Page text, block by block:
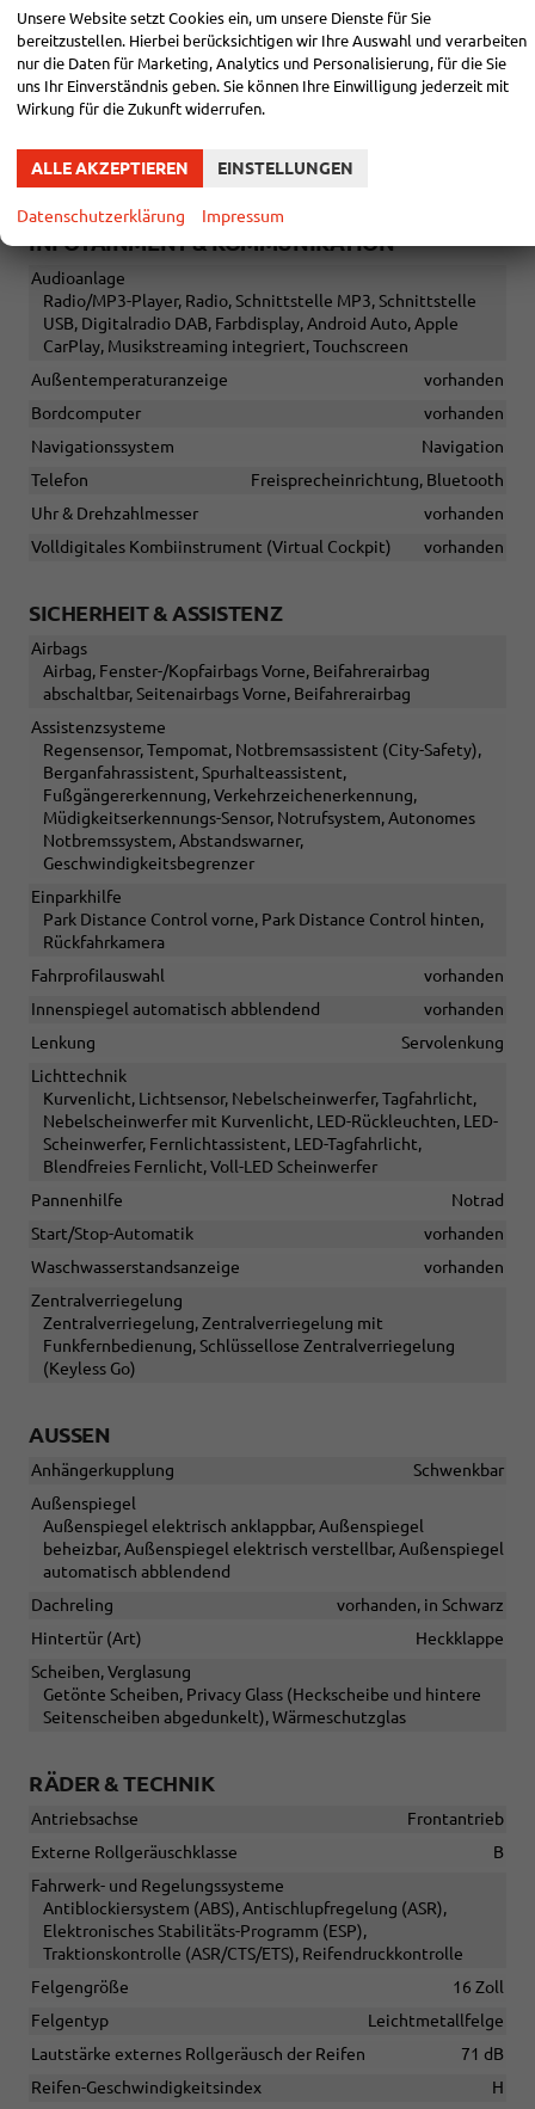
Raucherpaket
Sitze
Isofix (Kindersitzbefestigung), Rücksitzbank hinten geteilt,
Sitzheizung, Isofix Beifahrersitz
Sitze: Lordosenstütze
Sitze: Verstellbarkeit
Höhenverstellbarer Fahrer- und Beifahrersitz
INFOTAINMENT & KOMMUNIKATION
Audioanlage
Radio/MP3-Player, Radio, Schnittstelle MP3, Schnittstelle
USB, Digitalradio DAB, Farbdisplay, Android Auto, Apple
CarPlay, Musikstreaming integriert, Touchscreen
Außentemperaturanzeige
vorhanden
Bordcomputer
vorhanden
Navigationssystem
Navigation
Telefon
Freisprecheinrichtung, Bluetooth
Uhr & Drehzahlmesser
vorhanden
Volldigitales Kombiinstrument (Virtual Cockpit)
vorhanden
SICHERHEIT & ASSISTENZ
Airbags
Airbag, Fenster-/Kopfairbags Vorne, Beifahrerairbag
abschaltbar, Seitenairbags Vorne, Beifahrerairbag
Assistenzsysteme
Regensensor, Tempomat, Notbremsassistent (City-Safety),
Berganfahrassistent, Spurhalteassistent,
Fußgängererkennung, Verkehrzeichenerkennung,
Müdigkeitserkennungs-Sensor, Notrufsystem, Autonomes
Notbremssystem, Abstandswarner,
Geschwindigkeitsbegrenzer
Einparkhilfe
Park Distance Control vorne, Park Distance Control hinten,
Rückfahrkamera
Fahrprofilauswahl
vorhanden
Innenspiegel automatisch abblendend
vorhanden
Lenkung
Servolenkung
Lichttechnik
Kurvenlicht, Lichtsensor, Nebelscheinwerfer, Tagfahrlicht,
Nebelscheinwerfer mit Kurvenlicht, LED-Rückleuchten, LED-
Scheinwerfer, Fernlichtassistent, LED-Tagfahrlicht,
Blendfreies Fernlicht, Voll-LED Scheinwerfer
Pannenhilfe
Notrad
Start/Stop-Automatik
vorhanden
Waschwasserstandsanzeige
vorhanden
Zentralverriegelung
Zentralverriegelung, Zentralverriegelung mit
Funkfernbedienung, Schlüssellose Zentralverriegelung
(Keyless Go)
AUSSEN
Anhängerkupplung
Schwenkbar
Außenspiegel
Außenspiegel elektrisch anklappbar, Außenspiegel
beheizbar, Außenspiegel elektrisch verstellbar, Außenspiegel
automatisch abblendend
Dachreling
vorhanden, in Schwarz
Hintertür (Art)
Heckklappe
Scheiben, Verglasung
Getönte Scheiben, Privacy Glass (Heckscheibe und hintere
Seitenscheiben abgedunkelt), Wärmeschutzglas
RÄDER & TECHNIK
Antriebsachse
Frontantrieb
Externe Rollgeräuschklasse
B
Fahrwerk- und Regelungssysteme
Antiblockiersystem (ABS), Antischlupfregelung (ASR),
Elektronisches Stabilitäts-Programm (ESP),
Traktionskontrolle (ASR/CTS/ETS), Reifendruckkontrolle
Felgengröße
16 Zoll
Felgentyp
Leichtmetallfelge
Lautstärke externes Rollgeräusch der Reifen
71 dB
Reifen-Geschwindigkeitsindex
H
Unsere Website setzt Cookies ein, um unsere Dienste für Sie
bereitzustellen. Hierbei berücksichtigen wir Ihre Auswahl und verarbeiten
nur die Daten für Marketing, Analytics und Personalisierung, für die Sie
uns Ihr Einverständnis geben. Sie können Ihre Einwilligung jederzeit mit
Wirkung für die Zukunft widerrufen.
ALLE AKZEPTIEREN EINSTELLUNGEN
Datenschutzerklärung Impressum